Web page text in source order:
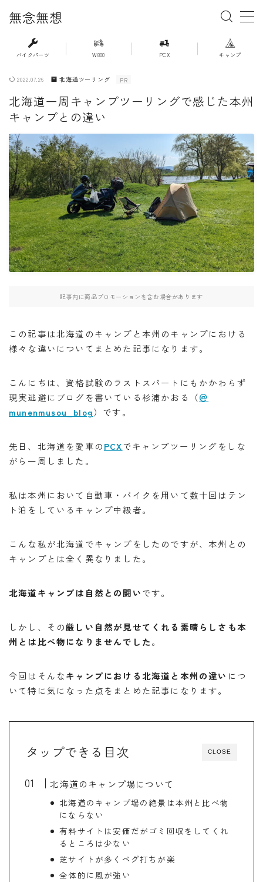
無念無想
MENU
・ホーム
・新着記事一覧
・人気記事ランキング
・杉浦かおるのバイク遍歴
・バイクアイテムレビュー
・PCX(JK05）
BB662 DR650SE MT０７ PCX
インプレッション カメラ キャンプ
キャンプツーリング
ツーリング ドライバッグ
バンドック パワーエイジ ビーンブーツ
メンテナンススタンド ユーザー車検
北海道ツーリング 商品レビュー
楽天マガジン 知多半島 車中泊 高速道路
バイクパーツ W800 PCX キャンプ
2022.07.26 北海道ツーリング PR
北海道一周キャンプツーリングで感じた本州
キャンプとの違い
記事内に商品プロモーションを含む場合があります
この記事は北海道のキャンプと本州のキャンプにおける
様々な違いについてまとめた記事になります。
こんにちは、資格試験のラストスパートにもかかわらず
現実逃避にブログを書いている杉浦かおる（＠
munenmusou_blog）です。
先日、北海道を愛車のPCXでキャンプツーリングをしな
がら一周しました。
私は本州において自動車・バイクを用いて数十回はテン
ト泊をしているキャンプ中級者。
こんな私が北海道でキャンプをしたのですが、本州との
キャンプとは全く異なりました。
北海道キャンプは自然との闘いです。
しかし、その厳しい自然が見せてくれる素晴らしさも本
州とは比べ物になりませんでした。
今回はそんなキャンプにおける北海道と本州の違い につ
いて特に気になった点をまとめた記事になります。
CLOSE
タップできる目次
北海道のキャンプ場について
北海道のキャンプ場の絶景は本州と比べ物
にならない
有料サイトは安価だがゴミ回収をしてくれ
るところは少ない
芝サイトが多くペグ打ちが楽
全体的に風が強い